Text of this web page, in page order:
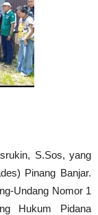
S.Sos, yang
Pinang Banjar.
Undang Nomor 1
Hukum Pidana